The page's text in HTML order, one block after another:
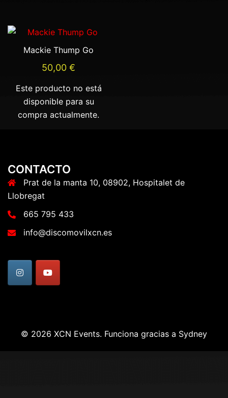
Mackie Thump Go
50,00€
Este producto no está
disponible para su
compra actualmente.
CONTACTO
Prat de la manta 10, 08902, Hospitalet de
Llobregat
665 795 433
info@discomovilxcn.es
© 2026 XCN Events. Funciona gracias a Sydney